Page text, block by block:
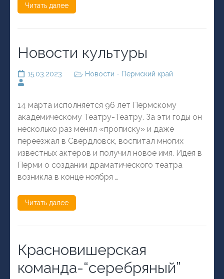
Читать далее
Новости культуры
15.03.2023 Новости - Пермский край
14 марта исполняется 96 лет Пермскому
академическому Театру-Театру. За эти годы он
несколько раз менял «прописку» и даже
переезжал в Свердловск, воспитал многих
известных актеров и получил новое имя. Идея в
Перми о создании драматического театра
возникла в конце ноября …
Читать далее
Красновишерская
команда-“серебряный”